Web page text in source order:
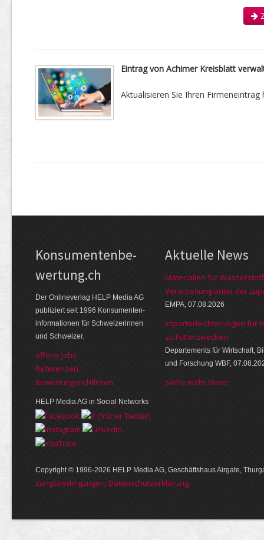
Eintrag von Achimer Kreisblatt
Aktualisieren Sie Ihren Firmeneintrag
Kon­su­menten­be­
wer­tung.ch
Der Online­verlag HELP Media AG
publi­ziert seit 1996 Kon­su­menten­
infor­mationen für Schwei­zerinnen
und Schweizer.
offene Jobs
Referenzen
Bewer­tungs­richt­linien
HELP Media AG in Social Networks
Aktuelle News
Materialien für
Verarbeitung unter der
EMPA, 07.08.2026
Importerleichterungen für
zu Futterzwecken
Departements für Wirtschaft,
und Forschung WBF,
Siehe mehr News
Copyright © 1996-2026 HELP Media AG, Geschäftshaus Airgate,
zungs­bedin­gungen, Daten­schutz­er­klärung